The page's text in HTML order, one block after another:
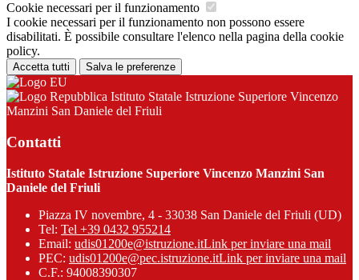
Cookie necessari per il funzionamento
I cookie necessari per il funzionamento non possono essere
disabilitati. È possibile consultare l'elenco nella pagina della cookie
policy.
Accetta tutti Salva le preferenze
Istituto Statale Istruzione Superiore Vincenzo
Manzini San Daniele del Friuli
Contatti
Istituto Statale Istruzione Superiore Vincenzo Manzini San
Daniele del Friuli
Piazza IV novembre, 4 - 33038 San Daniele del Friuli (UD)
Tel: Tel +39 0432 955214
Email: udis01200e@istruzione.itLink per inviare una mail
PEC: udis01200e@pec.istruzione.itLink per inviare una mail
C.F.: 94008390307